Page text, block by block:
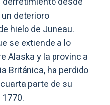
deterioro
hielo de Juneau.
se extiende a lo
Alaska y la provincia
Británica, ha perdido
parte de su